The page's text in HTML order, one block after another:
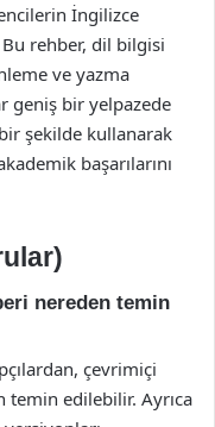
İngilizce
rehber, dil bilgisi
ve yazma
geniş bir yelpazede
şekilde kullanarak
başarılarını
nereden temin
çevrimiçi
temin edilebilir. Ayrıca